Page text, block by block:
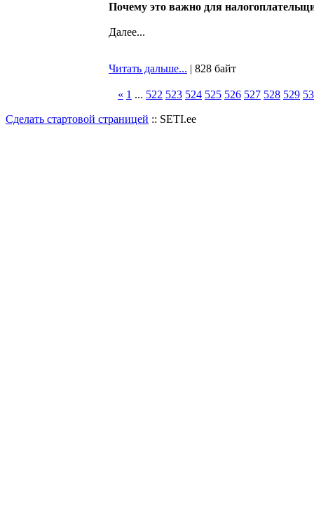
Почему это важно для
Далее...
Читать дальше... | 828 байт
« 1 ... 522 523 524 525 526 527 528 529
Сделать стартовой страницей :: SETI.ee